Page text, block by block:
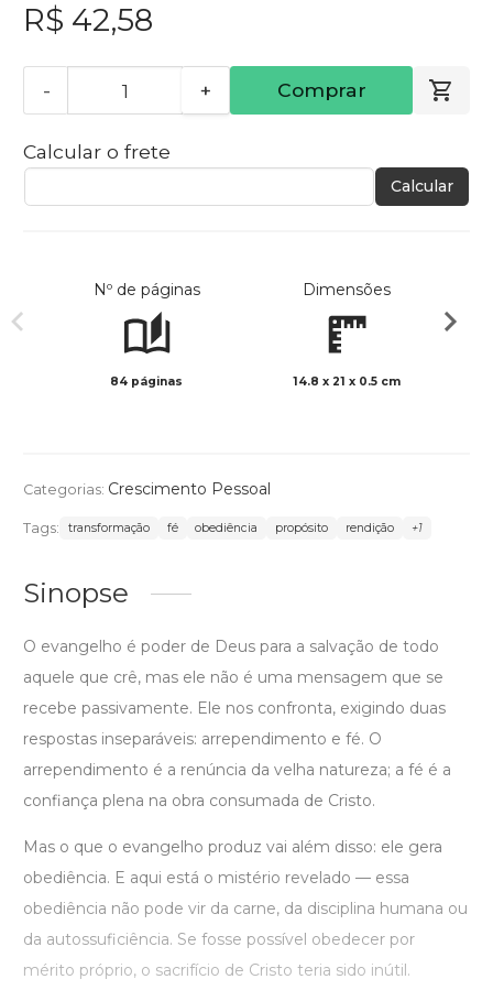
R$ 42,58
- + Comprar
Calcular o frete
Calcular
Nº de páginas
84 páginas
Dimensões
14.8 x 21 x 0.5 cm
Categorias: Crescimento Pessoal
Tags: transformação fé obediência propósito rendição +1
Sinopse
O evangelho é poder de Deus para a salvação de todo
aquele que crê, mas ele não é uma mensagem que se
recebe passivamente. Ele nos confronta, exigindo duas
respostas inseparáveis: arrependimento e fé. O
arrependimento é a renúncia da velha natureza; a fé é a
confiança plena na obra consumada de Cristo.
Mas o que o evangelho produz vai além disso: ele gera
obediência. E aqui está o mistério revelado — essa
obediência não pode vir da carne, da disciplina humana ou
da autossuficiência. Se fosse possível obedecer por
mérito próprio, o sacrifício de Cristo teria sido inútil.